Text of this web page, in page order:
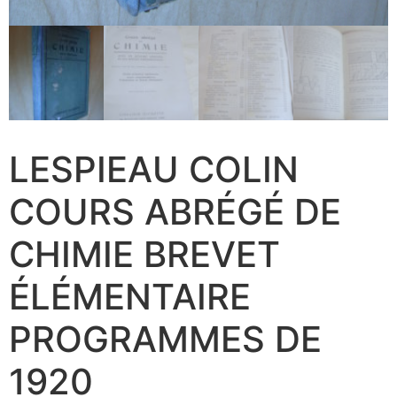
LESPIEAU COLIN
COURS ABRÉGÉ DE
CHIMIE BREVET
ÉLÉMENTAIRE
PROGRAMMES DE
1920